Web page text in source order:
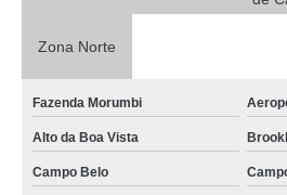
Zona Norte
Fazenda Morumbi
Alto da Boa Vista
Campo Belo